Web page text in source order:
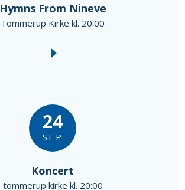
Hymns From Nineve
Tommerup Kirke kl. 20:00
24
SEP
Koncert
tommerup kirke kl. 20:00